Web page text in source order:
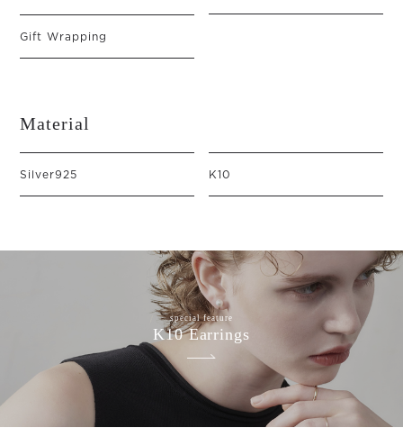
Gift Wrapping
Material
Silver925 K10
special feature
K10 Earrings